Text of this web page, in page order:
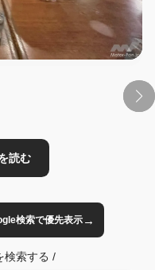
検索で優先表示→
検索する /